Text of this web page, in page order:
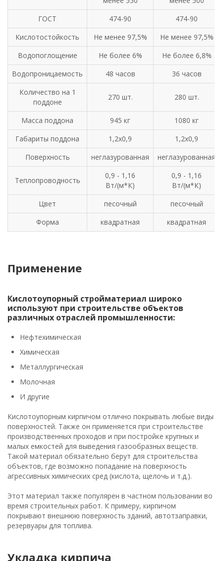
ГОСТ
474-90
474-90
Кислотостойкость
Не менее 97,5%
Не менее 97,5%
Водопоглощение
Не более 6%
Не более 6,8%
Водопроницаемость
48 часов
36 часов
Количество на 1
поддоне
270 шт. 280 шт.
Масса поддона 945 кг
1080 кг
Габариты поддона
1,2х0,9
1,2х0,9
Поверхность
неглазурованная неглазурованная
Теплопроводность
0,9 - 1,16
Вт/(м*К)
0,9 - 1,16
Вт/(м*К)
Цвет
песочный
песочный
Форма
квадратная квадратная
Применение
Кислотоупорный стройматериал широко
используют при строительстве объектов
различных отраслей промышленности:
Нефтехимическая
Химическая
Металлургическая
Молочная
И другие
Кислотоупорным кирпичом отлично покрывать любые виды
поверхностей. Также он применяется при строительстве
производственных проходов и при постройке крупных и
малых емкостей для выведения газообразных веществ.
Такой материал обязательно берут для строительства
объектов, где возможно попадание на поверхность
агрессивных химических сред (кислота, щелочь и т.д.).
Этот материал также популярен в частном пользовании во
время строительных работ. К примеру, кирпичом
покрывают внешнюю поверхность зданий, автотзаправки,
резервуары для топлива.
Укладка кирпича